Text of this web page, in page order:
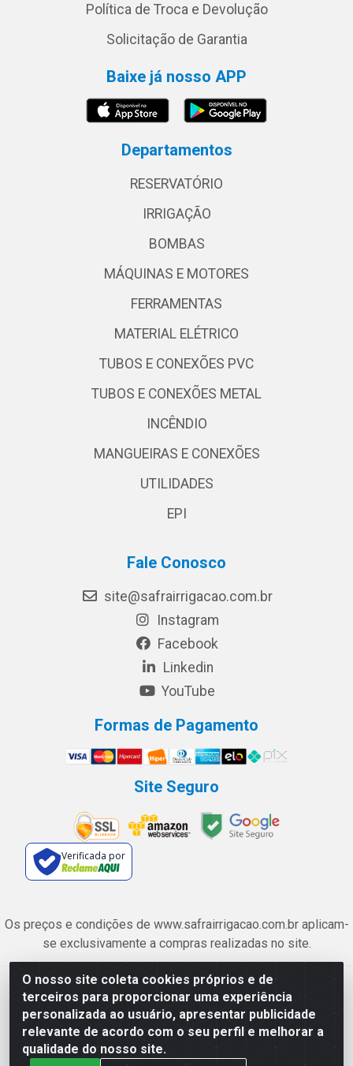
O nosso site coleta cookies próprios e de
terceiros para proporcionar uma experiência
personalizada ao usuário, apresentar publicidade
relevante de acordo com o seu perfil e melhorar a
qualidade do nosso site.
Política de Troca e Devolução
Solicitação de Garantia
Baixe já nosso APP
Departamentos
RESERVATÓRIO
IRRIGAÇÃO
BOMBAS
MÁQUINAS E MOTORES
FERRAMENTAS
MATERIAL ELÉTRICO
TUBOS E CONEXÕES PVC
TUBOS E CONEXÕES METAL
INCÊNDIO
MANGUEIRAS E CONEXÕES
UTILIDADES
EPI
Fale Conosco
site@safrairrigacao.com.br
Instagram
Facebook
Linkedin
YouTube
Formas de Pagamento
Site Seguro
Verificada por
Os preços e condições de www.safrairrigacao.com.br aplicam-
se exclusivamente a compras realizadas no site.
Safra Agrícola e Pecuária LTDA - Avenida Castelo Branco, 5330 -
Esplanada dos Anicuns, Goiânia/GO - CEP 74.433-205 - CNPJ
06.315.490/0001-00